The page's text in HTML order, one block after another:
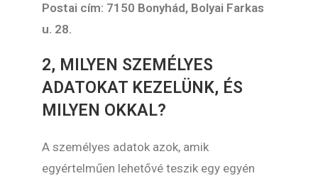
Postai cím: 7150 Bonyhád, Bolyai Farkas
u. 28.
2, MILYEN SZEMÉLYES
ADATOKAT KEZELÜNK, ÉS
MILYEN OKKAL?
A személyes adatok azok, amik
egyértelműen lehetővé teszik egy egyén